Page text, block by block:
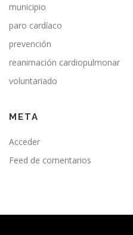
municipio
paro cardíaco
prevención
reanimación cardiopulmonar
voluntariado
META
Acceder
Feed de comentarios